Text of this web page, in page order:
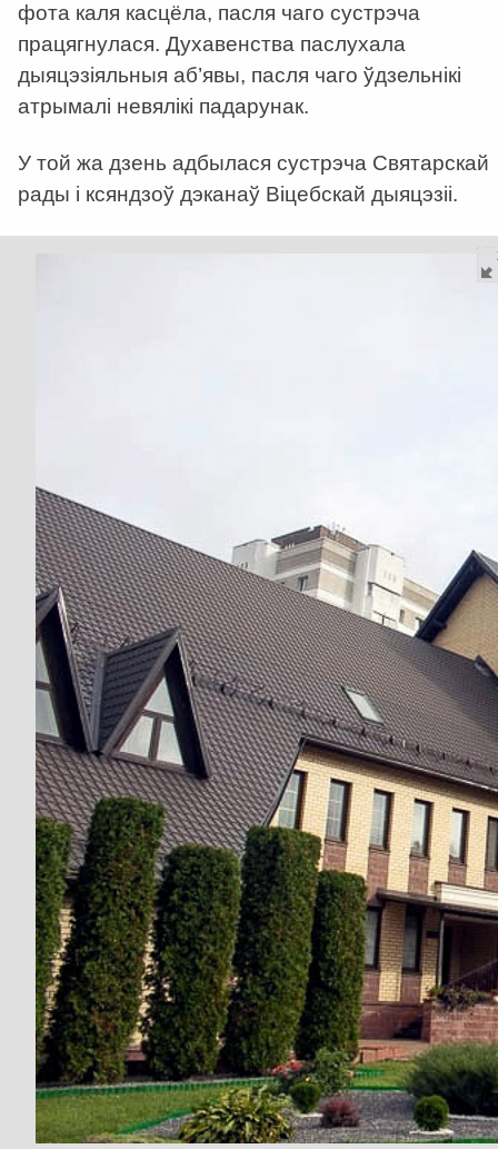
фота каля касцёла, пасля чаго сустрэча
працягнулася. Духавенства паслухала
дыяцэзіяльныя аб’явы, пасля чаго ўдзельнікі
атрымалі невялікі падарунак.
У той жа дзень адбылася сустрэча Святарскай
рады і ксяндзоў дэканаў Віцебскай дыяцэзіі.